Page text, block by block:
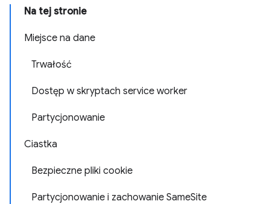
Na tej stronie
Miejsce na dane
Trwałość
Dostęp w skryptach service worker
Partycjonowanie
Ciastka
Bezpieczne pliki cookie
Partycjonowanie i zachowanie SameSite